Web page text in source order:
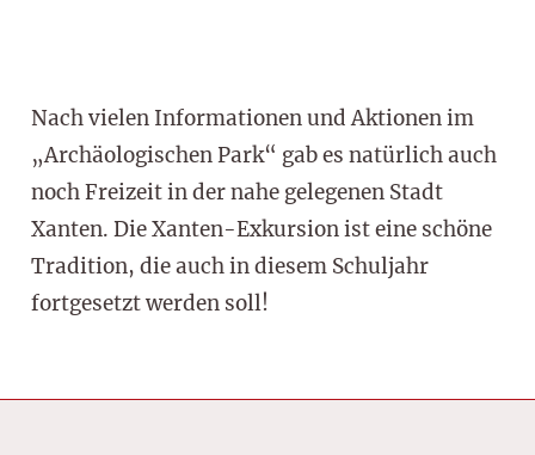
Nach vielen Informationen und Aktionen im
„Archäologischen Park“ gab es natürlich auch
noch Freizeit in der nahe gelegenen Stadt
Xanten. Die Xanten-Exkursion ist eine schöne
Tradition, die auch in diesem Schuljahr
fortgesetzt werden soll!